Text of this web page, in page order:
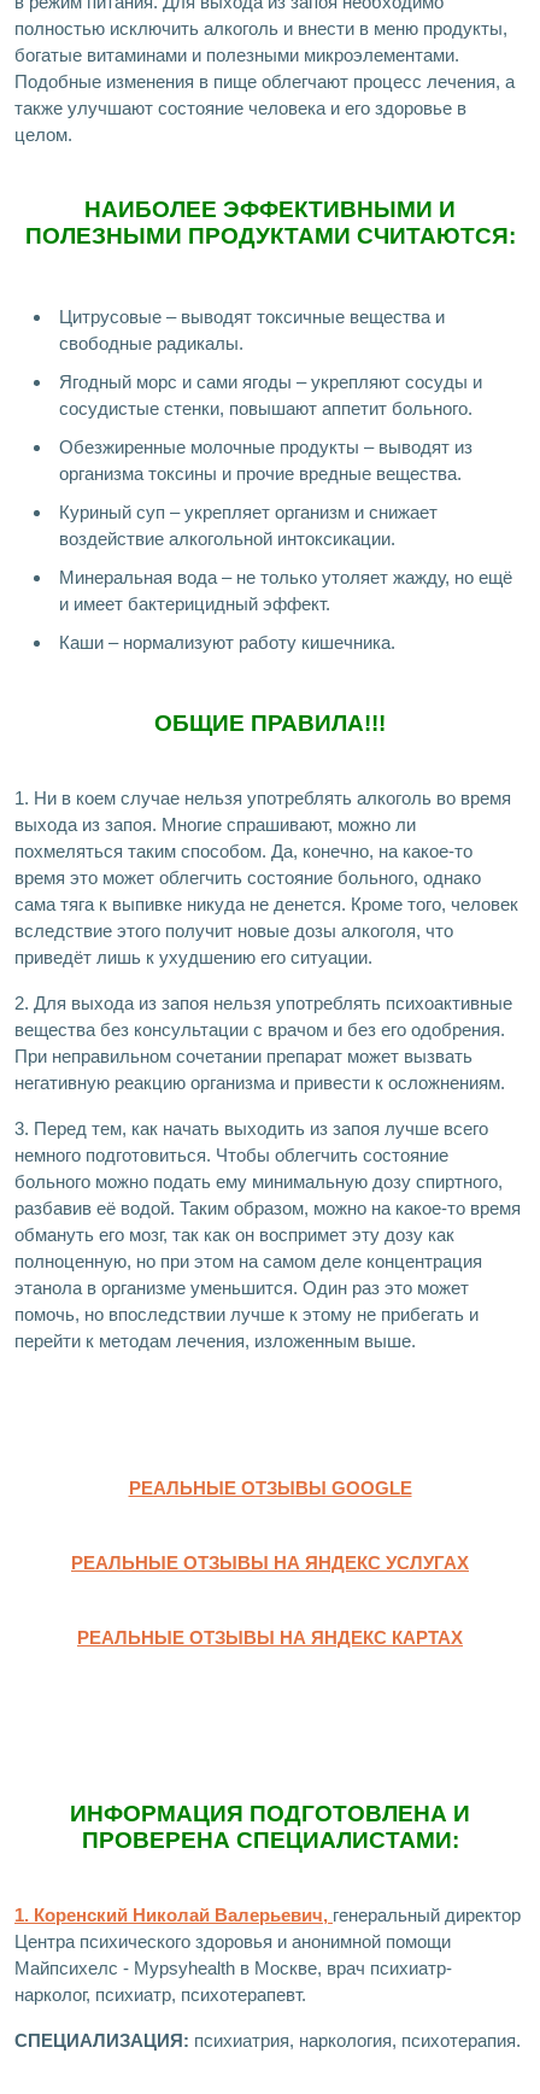
полностью исключить алкоголь и внести в меню продукты,
богатые витаминами и полезными микроэлементами.
Подобные изменения в пище облегчают процесс лечения, а
также улучшают состояние человека и его здоровье в
целом.
НАИБОЛЕЕ ЭФФЕКТИВНЫМИ И
ПОЛЕЗНЫМИ ПРОДУКТАМИ СЧИТАЮТСЯ:
Цитрусовые – выводят токсичные вещества и
свободные радикалы.
Ягодный морс и сами ягоды – укрепляют сосуды и
сосудистые стенки, повышают аппетит больного.
Обезжиренные молочные продукты – выводят из
организма токсины и прочие вредные вещества.
Куриный суп – укрепляет организм и снижает
воздействие алкогольной интоксикации.
Минеральная вода – не только утоляет жажду, но ещё
и имеет бактерицидный эффект.
Каши – нормализуют работу кишечника.
ОБЩИЕ ПРАВИЛА!!!
1. Ни в коем случае нельзя употреблять алкоголь во время
выхода из запоя. Многие спрашивают, можно ли
похмеляться таким способом. Да, конечно, на какое-то
время это может облегчить состояние больного, однако
сама тяга к выпивке никуда не денется. Кроме того, человек
вследствие этого получит новые дозы алкоголя, что
приведёт лишь к ухудшению его ситуации.
2. Для выхода из запоя нельзя употреблять психоактивные
вещества без консультации с врачом и без его одобрения.
При неправильном сочетании препарат может вызвать
негативную реакцию организма и привести к осложнениям.
3. Перед тем, как начать выходить из запоя лучше всего
немного подготовиться. Чтобы облегчить состояние
больного можно подать ему минимальную дозу спиртного,
разбавив её водой. Таким образом, можно на какое-то время
обмануть его мозг, так как он воспримет эту дозу как
полноценную, но при этом на самом деле концентрация
этанола в организме уменьшится. Один раз это может
помочь, но впоследствии лучше к этому не прибегать и
перейти к методам лечения, изложенным выше.
РЕАЛЬНЫЕ ОТЗЫВЫ GOOGLE
РЕАЛЬНЫЕ ОТЗЫВЫ НА ЯНДЕКС УСЛУГАХ
РЕАЛЬНЫЕ ОТЗЫВЫ НА ЯНДЕКС КАРТАХ
ИНФОРМАЦИЯ ПОДГОТОВЛЕНА И
ПРОВЕРЕНА СПЕЦИАЛИСТАМИ:
1. Коренский Николай Валерьевич, генеральный директор
Центра психического здоровья и анонимной помощи
Майпсихелс - Mypsyhealth в Москве, врач психиатр-
нарколог, психиатр, психотерапевт.
СПЕЦИАЛИЗАЦИЯ: психиатрия, наркология, психотерапия.